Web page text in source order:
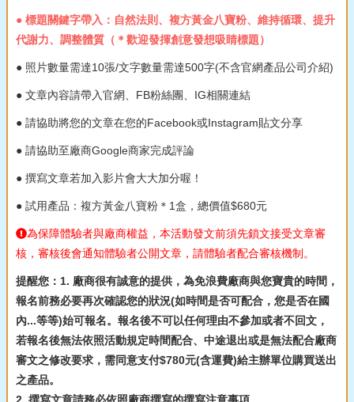
● 標題關鍵字帶入：自然法則、複方黃金八寶粉、維持循環、提升
代謝力、調整體質（＊歡迎發揮創意發想吸睛標題）
● 照片數量需達10張/文字數量需達500字(不含官網產品公司介紹)
● 文章內容請帶入官網、FB粉絲團、IG相關連結
● 請協助將您的文章在您的Facebook或Instagram貼文分享
● 請協助至廠商Google商家完成評論
● 撰寫文章若加入影片會大大加分喔！
● 試用產品：複方黃金八寶粉＊1盒，總價值$680元
為保障體驗者與廠商權益，本活動發文前須先鎖文接受文章審
核，審核後會通知體驗者公開文章，請體驗者配合審核機制。
提醒您：1. 廠商很有誠意的提供，為免浪費廠商與您寶貴的時間，
報名前務必要再次確認您的狀況(如時間是否可配合，您是否在國
內...等等)始可報名。報名後不可以任何理由不參加或者不回文，
若報名後無法依照活動規定時間配合、中途退出或是無法配合廠商
審文之修改要求，需同意支付$780元(含運費)給主辦單位購買送出
之產品。